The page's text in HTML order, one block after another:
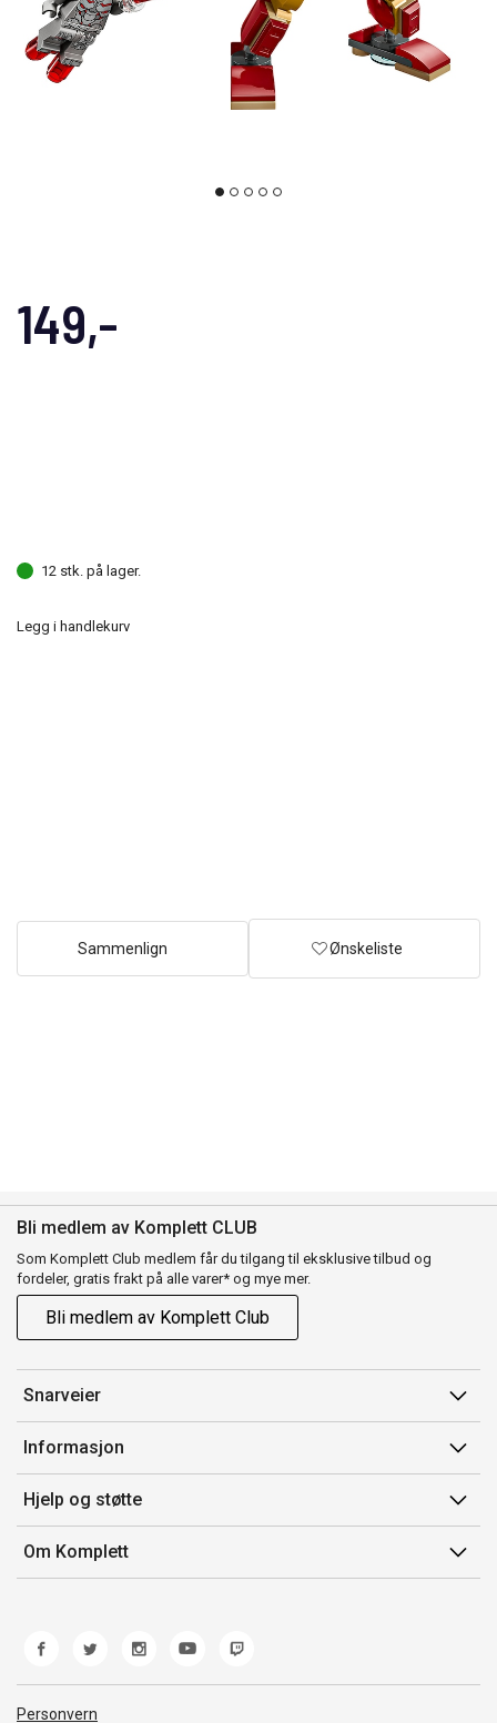
149,-
12 stk. på lager.
Legg i handlekurv
Sammenlign Ønskeliste
Bli medlem av Komplett CLUB
Som Komplett Club medlem får du tilgang til eksklusive tilbud og
fordeler, gratis frakt på alle varer* og mye mer.
Bli medlem av Komplett Club
Snarveier
Min side
Ordreoversikt
Flex
Komplett Club
Informasjon
Salgsbetingelser
Medlemsvilkår for Komplett Club
Merker/produsent
Hjelp og støtte
Kontakt oss
Kundeservice
Retur
Reklamasjon og garanti
Om Komplett
Personvern